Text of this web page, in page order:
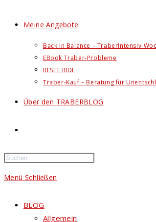
Meine Angebote
Back in Balance – TraberIntensiv-
EBook Traber-Probleme
RESET RIDE
Traber-Kauf – Beratung für
Über den TRABERBLOG
Suche
Menü Schließen
BLOG
Allgemein